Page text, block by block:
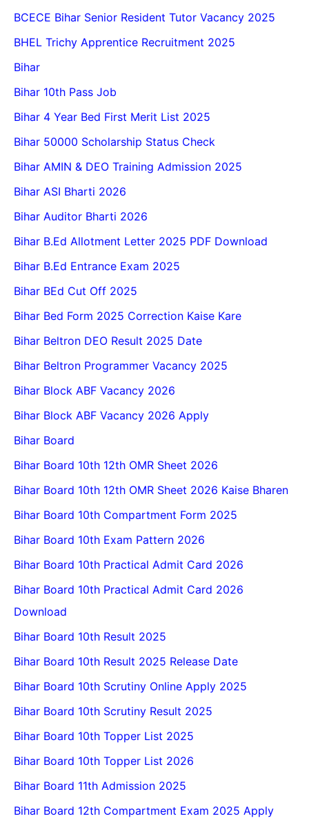
BCECE Bihar Senior Resident Tutor Vacancy 2025
BHEL Trichy Apprentice Recruitment 2025
Bihar
Bihar 10th Pass Job
Bihar 4 Year Bed First Merit List 2025
Bihar 50000 Scholarship Status Check
Bihar AMIN & DEO Training Admission 2025
Bihar ASI Bharti 2026
Bihar Auditor Bharti 2026
Bihar B.Ed Allotment Letter 2025 PDF Download
Bihar B.Ed Entrance Exam 2025
Bihar BEd Cut Off 2025
Bihar Bed Form 2025 Correction Kaise Kare
Bihar Beltron DEO Result 2025 Date
Bihar Beltron Programmer Vacancy 2025
Bihar Block ABF Vacancy 2026
Bihar Block ABF Vacancy 2026 Apply
Bihar Board
Bihar Board 10th 12th OMR Sheet 2026
Bihar Board 10th 12th OMR Sheet 2026 Kaise Bharen
Bihar Board 10th Compartment Form 2025
Bihar Board 10th Exam Pattern 2026
Bihar Board 10th Practical Admit Card 2026
Bihar Board 10th Practical Admit Card 2026
Download
Bihar Board 10th Result 2025
Bihar Board 10th Result 2025 Release Date
Bihar Board 10th Scrutiny Online Apply 2025
Bihar Board 10th Scrutiny Result 2025
Bihar Board 10th Topper List 2025
Bihar Board 10th Topper List 2026
Bihar Board 11th Admission 2025
Bihar Board 12th Compartment Exam 2025 Apply